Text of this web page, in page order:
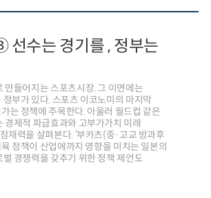
수는 경기를 , 정부는
만들어지는 스포츠시장. 그 이면에는
부가 있다. 스포츠 이코노미의 마지막
는 정책에 주목한다. 아울러 월드컵 같은
경제적 파급효과와 고부가가치 미래
재력을 살펴본다. ‘부카츠(중·고교 방과후
정책이 산업에까지 영향을 미치는 일본의
경쟁력을 갖추기 위한 정책 제언도